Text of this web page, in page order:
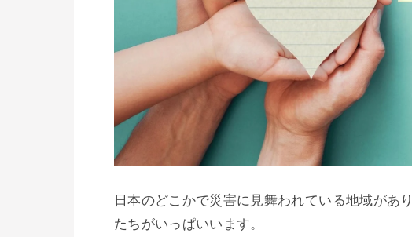
日本のどこかで災害に見舞われている地域があ
たちがいっぱいいます。